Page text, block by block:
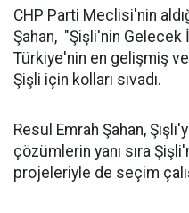
CHP Parti Meclisi'nin
Şahan, "Şişli'nin Gelecek
Türkiye'nin en gelişmiş
Şişli için kolları sıvadı.
Resul Emrah Şahan,
çözümlerin yanı sıra
projeleriyle de seçim